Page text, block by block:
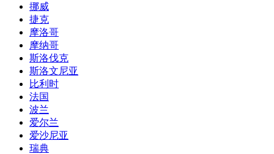
挪威
捷克
摩洛哥
摩纳哥
斯洛伐克
斯洛文尼亚
比利时
法国
波兰
爱尔兰
爱沙尼亚
瑞典